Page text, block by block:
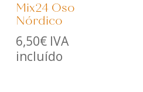
Mix24 Oso
Nórdico
6,50€ IVA
incluído